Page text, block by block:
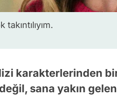
takıntılıyım.
karakterlerinden
sana yakın